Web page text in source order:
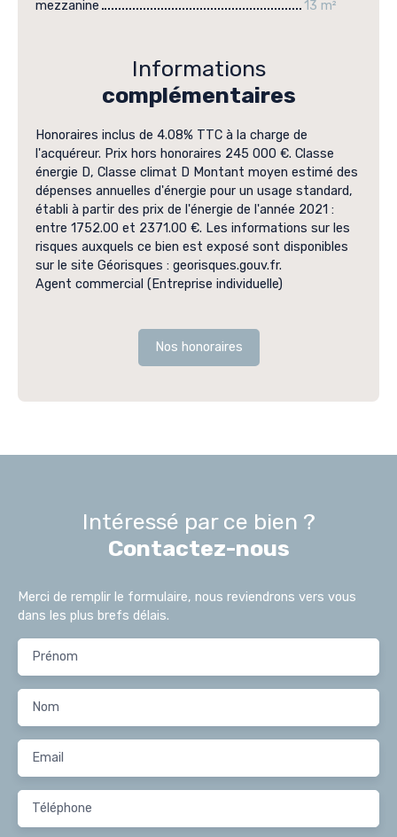
mezzanine
13 m²
Informations
complémentaires
Honoraires inclus de 4.08% TTC à la charge de
l'acquéreur. Prix hors honoraires 245 000 €. Classe
énergie D, Classe climat D Montant moyen estimé des
dépenses annuelles d'énergie pour un usage standard,
établi à partir des prix de l'énergie de l'année 2021 :
entre 1752.00 et 2371.00 €. Les informations sur les
risques auxquels ce bien est exposé sont disponibles
sur le site Géorisques : georisques.gouv.fr.
Agent commercial (Entreprise individuelle)
Nos honoraires
Intéressé par ce bien ?
Contactez-nous
Merci de remplir le formulaire, nous reviendrons vers vous
dans les plus brefs délais.
Prénom
Nom
Email
Téléphone